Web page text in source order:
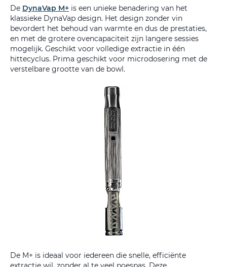
De DynaVap M+ is een unieke benadering van het
klassieke DynaVap design. Het design zonder vin
bevordert het behoud van warmte en dus de prestaties,
en met de grotere ovencapaciteit zijn langere sessies
mogelijk. Geschikt voor volledige extractie in één
hittecyclus. Prima geschikt voor microdosering met de
verstelbare grootte van de bowl.
De M+ is ideaal voor iedereen die snelle, efficiënte